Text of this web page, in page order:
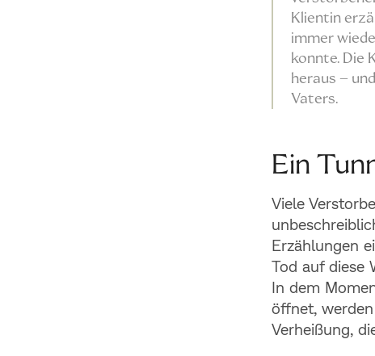
Klientin
immer
konnte. Die
heraus –
Vaters.
Ein
Viele
Erzählungen
Tod auf diese
In dem
öffnet,
Verheißung,